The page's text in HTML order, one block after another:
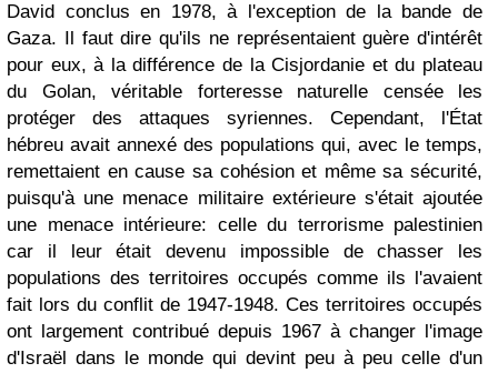
David conclus en 1978, à l'exception de la bande de
Gaza. Il faut dire qu'ils ne représentaient guère d'intérêt
pour eux, à la différence de la Cisjordanie et du plateau
du Golan, véritable forteresse naturelle censée les
protéger des attaques syriennes. Cependant, l'État
hébreu avait annexé des populations qui, avec le temps,
remettaient en cause sa cohésion et même sa sécurité,
puisqu'à une menace militaire extérieure s'était ajoutée
une menace intérieure: celle du terrorisme palestinien
car il leur était devenu impossible de chasser les
populations des territoires occupés comme ils l'avaient
fait lors du conflit de 1947-1948. Ces territoires occupés
ont largement contribué depuis 1967 à changer l'image
d'Israël dans le monde qui devint peu à peu celle d'un